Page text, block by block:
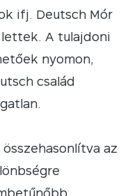
ifj. Deutsch Mór
lettek. A tulajdoni
nyomon,
család
az